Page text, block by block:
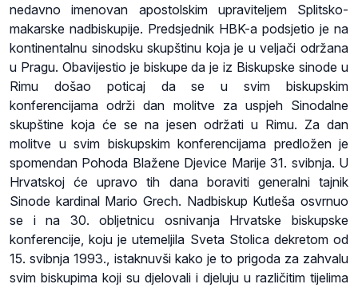
nedavno imenovan apostolskim upraviteljem Splitsko-
makarske nadbiskupije. Predsjednik HBK-a podsjetio je na
kontinentalnu sinodsku skupštinu koja je u veljači održana
u Pragu. Obavijestio je biskupe da je iz Biskupske sinode u
Rimu došao poticaj da se u svim biskupskim
konferencijama održi dan molitve za uspjeh Sinodalne
skupštine koja će se na jesen održati u Rimu. Za dan
molitve u svim biskupskim konferencijama predložen je
spomendan Pohoda Blažene Djevice Marije 31. svibnja. U
Hrvatskoj će upravo tih dana boraviti generalni tajnik
Sinode kardinal Mario Grech. Nadbiskup Kutleša osvrnuo
se i na 30. obljetnicu osnivanja Hrvatske biskupske
konferencije, koju je utemeljila Sveta Stolica dekretom od
15. svibnja 1993., istaknuvši kako je to prigoda za zahvalu
svim biskupima koji su djelovali i djeluju u različitim tijelima